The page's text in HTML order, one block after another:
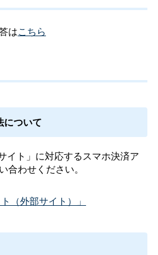
はこちら
について
イト」に対応するスマホ決済ア
合わせください。
（外部サイト）」